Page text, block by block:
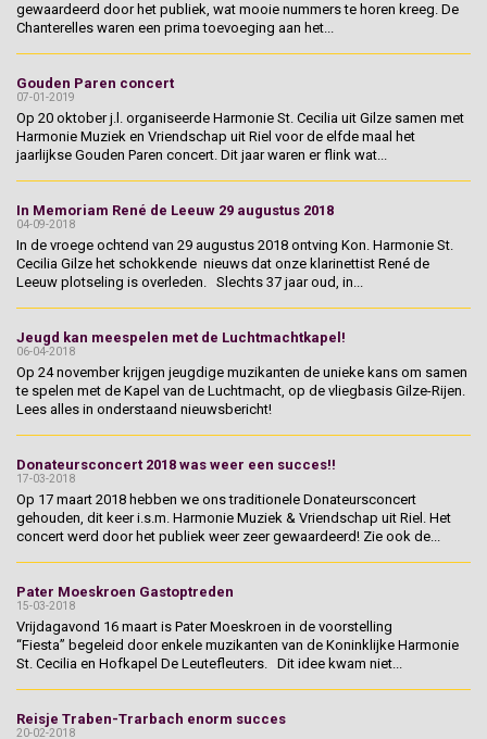
gewaardeerd door het publiek, wat mooie nummers te horen kreeg. De
Chanterelles waren een prima toevoeging aan het...
Gouden Paren concert
07-01-2019
Op 20 oktober j.l. organiseerde Harmonie St. Cecilia uit Gilze samen met
Harmonie Muziek en Vriendschap uit Riel voor de elfde maal het
jaarlijkse Gouden Paren concert. Dit jaar waren er flink wat...
In Memoriam René de Leeuw 29 augustus 2018
04-09-2018
In de vroege ochtend van 29 augustus 2018 ontving Kon. Harmonie St.
Cecilia Gilze het schokkende nieuws dat onze klarinettist René de
Leeuw plotseling is overleden. Slechts 37 jaar oud, in...
Jeugd kan meespelen met de Luchtmachtkapel!
06-04-2018
Op 24 november krijgen jeugdige muzikanten de unieke kans om samen
te spelen met de Kapel van de Luchtmacht, op de vliegbasis Gilze-Rijen.
Lees alles in onderstaand nieuwsbericht!
Donateursconcert 2018 was weer een succes!!
17-03-2018
Op 17 maart 2018 hebben we ons traditionele Donateursconcert
gehouden, dit keer i.s.m. Harmonie Muziek & Vriendschap uit Riel. Het
concert werd door het publiek weer zeer gewaardeerd! Zie ook de...
Pater Moeskroen Gastoptreden
15-03-2018
Vrijdagavond 16 maart is Pater Moeskroen in de voorstelling
“Fiesta” begeleid door enkele muzikanten van de Koninklijke Harmonie
St. Cecilia en Hofkapel De Leutefleuters. Dit idee kwam niet...
Reisje Traben-Trarbach enorm succes
20-02-2018